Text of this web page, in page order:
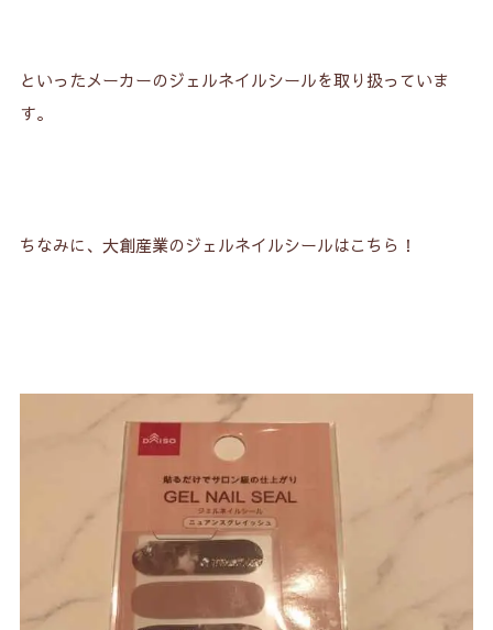
といったメーカーのジェルネイルシールを取り扱っていま
す。
ちなみに、大創産業のジェルネイルシールはこちら！